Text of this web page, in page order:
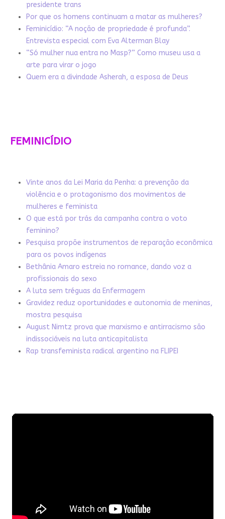
presidente trans
Por que os homens continuam a matar as mulheres?
Feminicídio: “A noção de propriedade é profunda”.
Entrevista especial com Eva Alterman Blay
“Só mulher nua entra no Masp?” Como museu usa a
arte para virar o jogo
Quem era a divindade Asherah, a esposa de Deus
FEMINICÍDIO
Vinte anos da Lei Maria da Penha: a prevenção da
violência e o protagonismo dos movimentos de
mulheres e feminista
O que está por trás da campanha contra o voto
feminino?
Pesquisa propõe instrumentos de reparação econômica
para os povos indígenas
Bethânia Amaro estreia no romance, dando voz a
profissionais do sexo
A luta sem tréguas da Enfermagem
Gravidez reduz oportunidades e autonomia de meninas,
mostra pesquisa
August Nimtz prova que marxismo e antirracismo são
indissociáveis na luta anticapitalista
Rap transfeminista radical argentino na FLIPEI